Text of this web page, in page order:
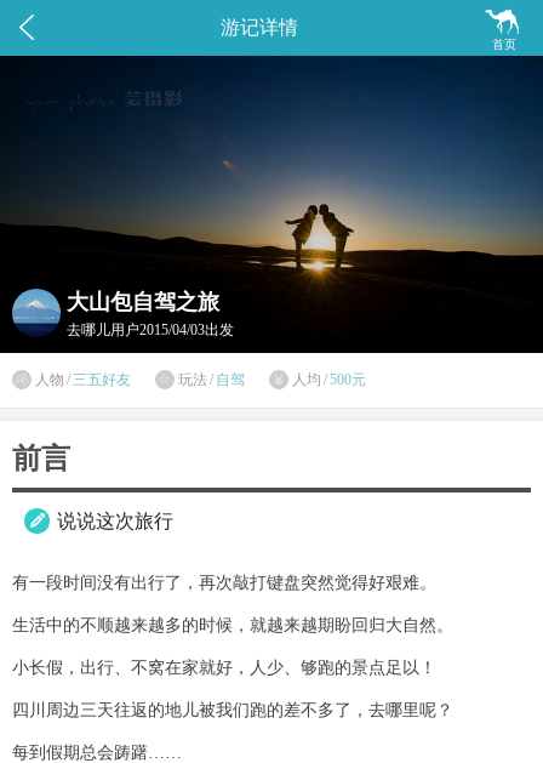
 
首页
游记详情
大山包自驾之旅
去哪儿用户2015/04/03出发
 人物 / 三五好友  玩法 / 自驾  人均 /500元
前言
 说说这次旅行
有一段时间没有出行了，再次敲打键盘突然觉得好艰难。
生活中的不顺越来越多的时候，就越来越期盼回归大自然。
小长假，出行、不窝在家就好，人少、够跑的景点足以！
四川周边三天往返的地儿被我们跑的差不多了，去哪里呢？
每到假期总会踌躇……